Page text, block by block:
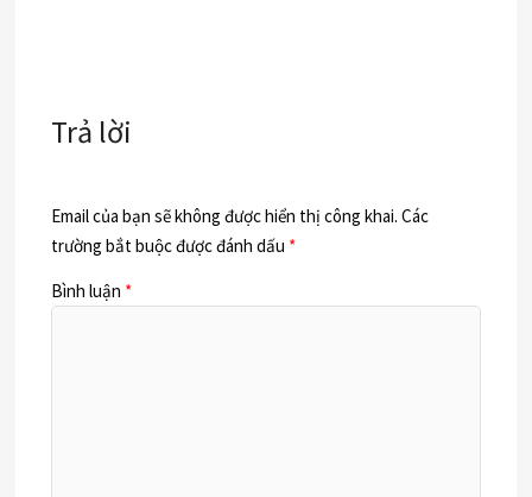
Trả lời
Email của bạn sẽ không được hiển thị công khai. Các
trường bắt buộc được đánh dấu *
Bình luận *